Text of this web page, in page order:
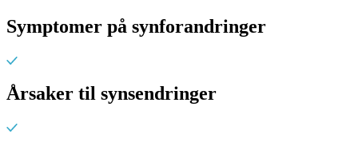
Symptomer på synforandringer
Årsaker til synsendringer